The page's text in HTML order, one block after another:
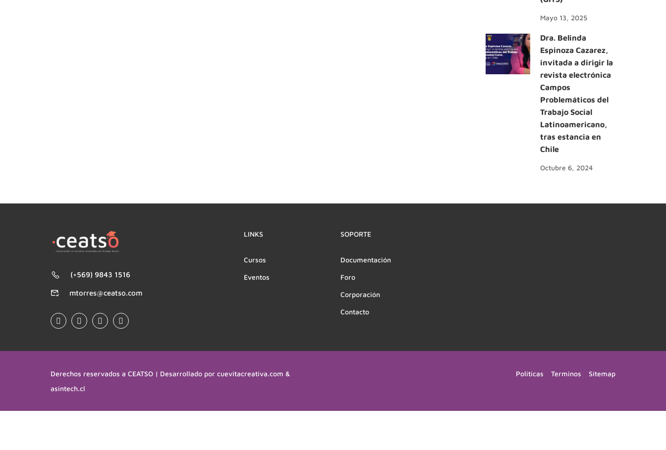
Mayo 13, 2025
Dra. Belinda
Espinoza Cazarez,
invitada a dirigir la
revista electrónica
Campos
Problemáticos del
Trabajo Social
Latinoamericano,
tras estancia en
Chile
Octubre 6, 2024
(+569) 9843 1516
mtorres@ceatso.com
LINKS
Cursos
Eventos
SOPORTE
Documentación
Foro
Corporación
Contacto
Derechos reservados a CEATSO | Desarrollado por cuevitacreativa.com &
asintech.cl
Politicas Terminos Sitemap